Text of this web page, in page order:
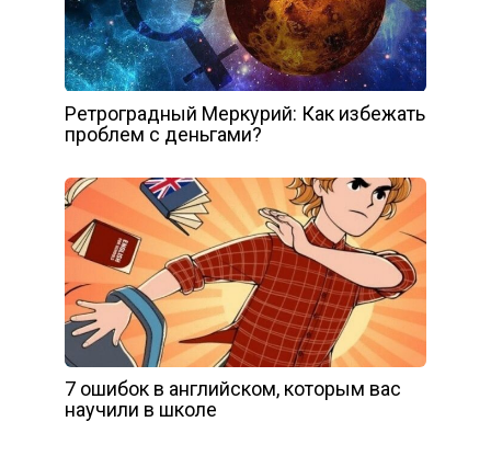
Ретроградный Меркурий: Как избежать
проблем с деньгами?
7 ошибок в английском, которым вас
научили в школе